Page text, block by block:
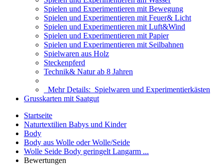
Spielen und Experimentieren mit Bewegung
Spielen und Experimentieren mit Feuer& Licht
Spielen und Experimentieren mit Luft&Wind
Spielen und Experimentieren mit Papier
Spielen und Experimentieren mit Seilbahnen
Spielwaren aus Holz
Steckenpferd
Technik& Natur ab 8 Jahren
Mehr Details: Spielwaren und Experimentierkästen
Grusskarten mit Saatgut
Startseite
Naturtextilien Babys und Kinder
Body
Body aus Wolle oder Wolle/Seide
Wolle Seide Body geringelt Langarm ...
Bewertungen